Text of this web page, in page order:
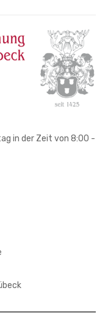
in der Zeit von 8:00 -